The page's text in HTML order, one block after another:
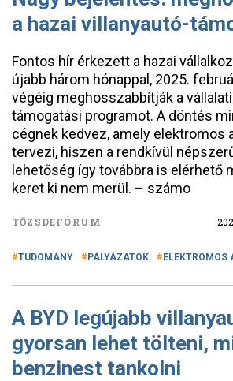
a hazai villanyautó-
Fontos hír érkezett a hazai
újabb három hónappal, 2025.
végéig meghosszabbítják a
támogatási programot. A döntés
cégnek kedvez, amely elektromos
tervezi, hiszen a rendkívül
lehetőség így továbbra is elérhető
keret ki nem merül. – számo
TŐZSDEFÓRUM
TUDOMÁNY PÁLYÁZATOK ELEKTROMOS
A BYD legújabb
gyorsan lehet tölteni,
benzinest tankolni